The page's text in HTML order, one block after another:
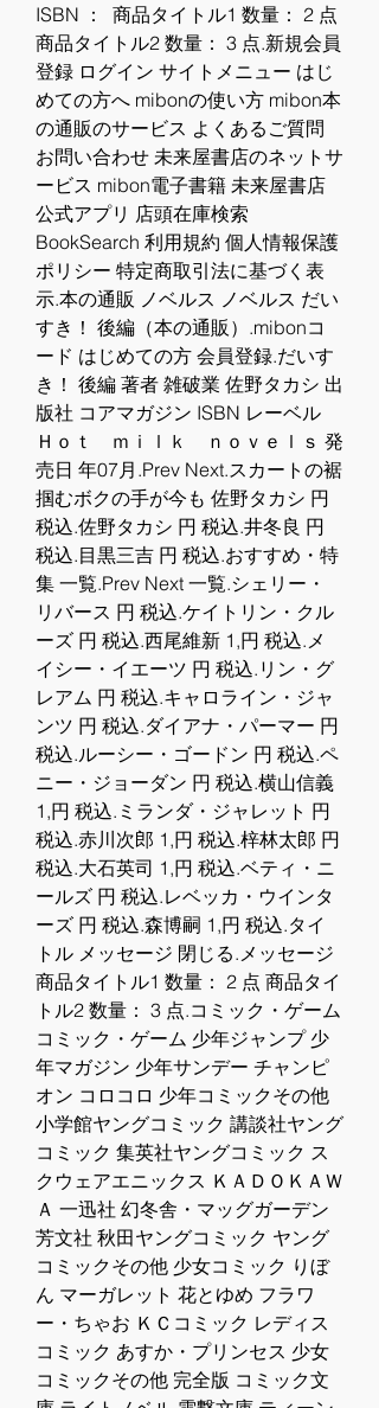
ISBN ：  商品タイトル1 数量： 2 点
商品タイトル2 数量： 3 点.新規会員
登録 ログイン サイトメニュー はじ
めての方へ mibonの使い方 mibon本
の通販のサービス よくあるご質問
お問い合わせ 未来屋書店のネットサ
ービス mibon電子書籍 未来屋書店
公式アプリ 店頭在庫検索
BookSearch 利用規約 個人情報保護
ポリシー 特定商取引法に基づく表
示.本の通販 ノベルス ノベルス だい
すき！ 後編（本の通販）.mibonコ
ード はじめての方 会員登録.だいす
き！ 後編 著者 雑破業 佐野タカシ 出
版社 コアマガジン ISBN レーベル
Ｈｏｔ　ｍｉｌｋ　ｎｏｖｅｌｓ 発
売日 年07月.Prev Next.スカートの裾
掴むボクの手が今も 佐野タカシ 円
税込.佐野タカシ 円 税込.井冬良 円
税込.目黒三吉 円 税込.おすすめ・特
集 一覧.Prev Next 一覧.シェリー・
リバース 円 税込.ケイトリン・クル
ーズ 円 税込.西尾維新 1,円 税込.メ
イシー・イエーツ 円 税込.リン・グ
レアム 円 税込.キャロライン・ジャ
ンツ 円 税込.ダイアナ・パーマー 円
税込.ルーシー・ゴードン 円 税込.ペ
ニー・ジョーダン 円 税込.横山信義
1,円 税込.ミランダ・ジャレット 円
税込.赤川次郎 1,円 税込.梓林太郎 円
税込.大石英司 1,円 税込.ベティ・ニ
ールズ 円 税込.レベッカ・ウインタ
ーズ 円 税込.森博嗣 1,円 税込.タイ
トル メッセージ 閉じる.メッセージ
商品タイトル1 数量： 2 点 商品タイ
トル2 数量： 3 点.コミック・ゲーム
コミック・ゲーム 少年ジャンプ 少
年マガジン 少年サンデー チャンピ
オン コロコロ 少年コミックその他
小学館ヤングコミック 講談社ヤング
コミック 集英社ヤングコミック ス
クウェアエニックス ＫＡＤＯＫＡＷ
Ａ 一迅社 幻冬舎・マッグガーデン
芳文社 秋田ヤングコミック ヤング
コミックその他 少女コミック りぼ
ん マーガレット 花とゆめ フラワ
ー・ちゃお ＫＣコミック レディス
コミック あすか・プリンセス 少女
コミックその他 完全版 コミック文